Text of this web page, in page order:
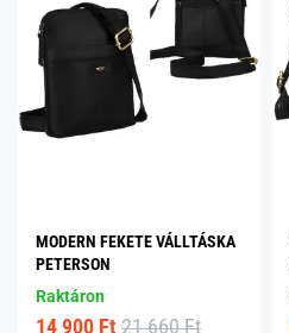
MODERN FEKETE VÁLLTÁSKA
PETERSON
Raktáron
14 900 Ft 21 660 Ft